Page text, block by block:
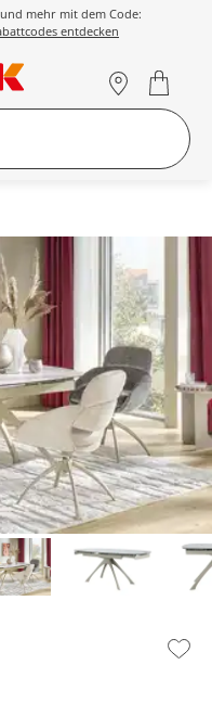
mehr mit dem Code:
entdecken